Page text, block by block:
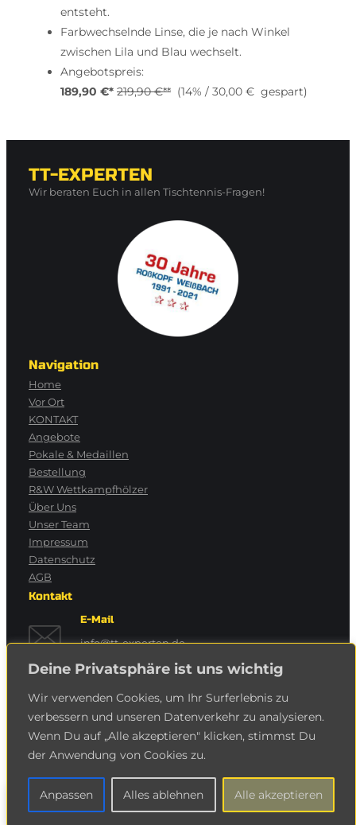
Deine Privatsphäre ist uns wichtig
Wir verwenden Cookies, um Ihr Surferlebnis zu
verbessern und unseren Datenverkehr zu analysieren.
Wenn Du auf „Alle akzeptieren" klicken, stimmst Du
der Anwendung von Cookies zu.
Anpassen Alles ablehnen Alle akzeptieren
entsteht.
Farbwechselnde Linse, die je nach Winkel
zwischen Lila und Blau wechselt.
Angebotspreis:
189,90 €* 219,90 €** (14% / 30,00 € gespart)
TT-EXPERTEN
Wir beraten Euch in allen Tischtennis-Fragen!
Navigation
Home
Vor Ort
KONTAKT
Angebote
Pokale & Medaillen
Bestellung
R&W Wettkampfhölzer
Über Uns
Unser Team
Impressum
Datenschutz
AGB
Kontakt
E-Mail
info@tt-experten.de
Köln: 0221 / 550 63 45
Sankt Augustin: 02241 / 932 66 96
Copyright © 2024 TT-Experten Roßkopf & Weißbach